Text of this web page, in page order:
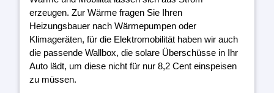
erzeugen. Zur Wärme fragen Sie Ihren
Heizungsbauer nach Wärmepumpen oder
Klimageräten, für die Elektromobilität haben wir auch
die passende Wallbox, die solare Überschüsse in Ihr
Auto lädt, um diese nicht für nur 8,2 Cent einspeisen
zu müssen.